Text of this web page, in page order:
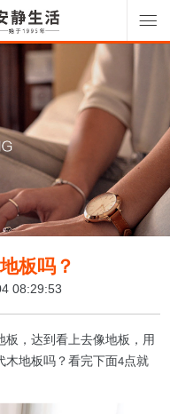
板吗？
08:29:53
，达到看上去像地板，用
木地板吗？看完下面4点就